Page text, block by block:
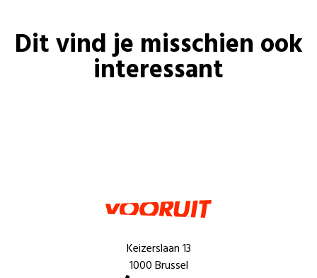
Dit vind je misschien ook
interessant
Keizerslaan 13
1000 Brussel